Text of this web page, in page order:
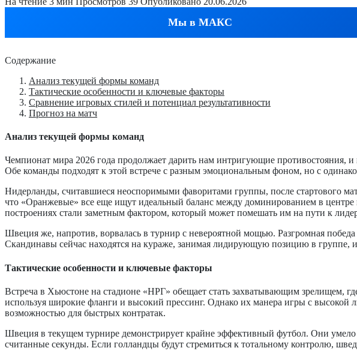
Мы в МАКС
Содержание
Анализ текущей формы команд
Тактические особенности и ключевые факторы
Сравнение игровых стилей и потенциал результативности
Прогноз на матч
Анализ текущей формы команд
Чемпионат мира 2026 года продолжает дарить нам интригующие
Обе команды подходят к этой встрече с разным эмоциональным фоном, но с
Нидерланды, считавшиеся неоспоримыми фаворитами группы, после стартового
что «Оранжевые» все еще ищут идеальный баланс между доминированием в
построениях стали заметным фактором, который может помешать им на пути к
Швеция же, напротив, ворвалась в турнир с невероятной мощью. Разгромная
Скандинавы сейчас находятся на кураже, занимая лидирующую позицию в группе,
Тактические особенности и ключевые факторы
Встреча в Хьюстоне на стадионе «НРГ» обещает стать захватывающим зрелищем,
используя широкие фланги и высокий прессинг. Однако их манера игры с высокой
возможностью для быстрых контратак.
Швеция в текущем турнире демонстрирует крайне эффективный футбол. Они умело
считанные секунды. Если голландцы будут стремиться к тотальному контролю,